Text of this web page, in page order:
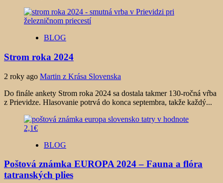
BLOG
Strom roka 2024
2 roky ago Martin z Krása Slovenska
Do finále ankety Strom roka 2024 sa dostala takmer 130-ročná vŕba
z Prievidze. Hlasovanie potrvá do konca septembra, takže každý...
BLOG
Poštová známka EUROPA 2024 – Fauna a flóra
tatranských plies